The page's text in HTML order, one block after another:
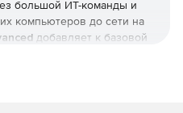
большой ИТ-команды и
компьютеров до сети на
добавляет к базовой